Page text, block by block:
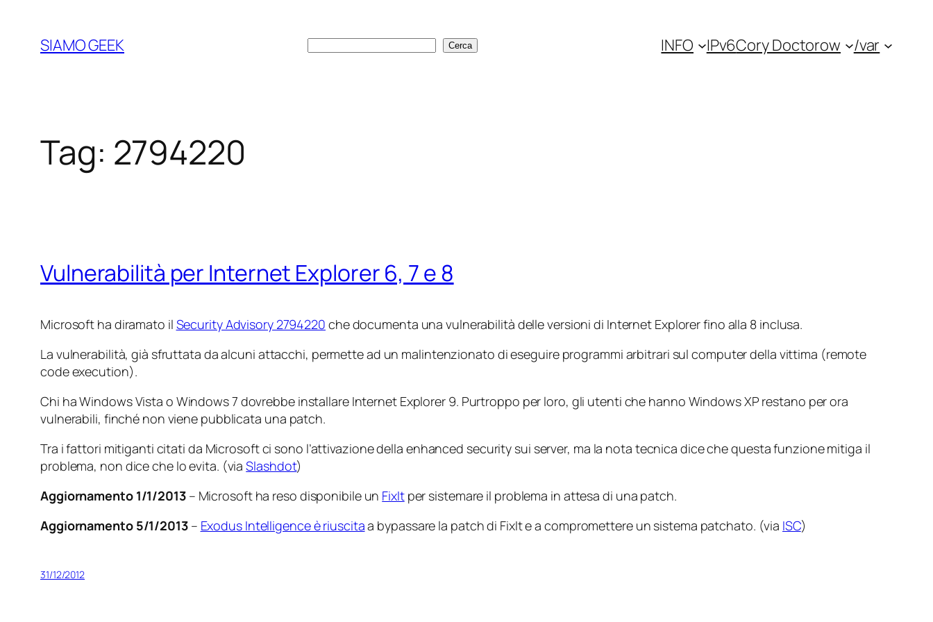
contenuto
SIAMO GEEK Cerca Cerca INFO IPv6Cory Doctorow /var
Tag: 2794220
Vulnerabilità per Internet Explorer 6, 7 e 8
Microsoft ha diramato il Security Advisory 2794220 che documenta una vulnerabilità delle versioni di Internet Explorer fino alla 8 inclusa.
La vulnerabilità, già sfruttata da alcuni attacchi, permette ad un malintenzionato di eseguire programmi arbitrari sul computer della vittima (remote
code execution).
Chi ha Windows Vista o Windows 7 dovrebbe installare Internet Explorer 9. Purtroppo per loro, gli utenti che hanno Windows XP restano per ora
vulnerabili, finché non viene pubblicata una patch.
Tra i fattori mitiganti citati da Microsoft ci sono l’attivazione della enhanced security sui server, ma la nota tecnica dice che questa funzione mitiga il
problema, non dice che lo evita. (viaSlashdot)
Aggiornamento 1/1/2013– Microsoft ha reso disponibile un FixItper sistemare il problema in attesa di una patch.
Aggiornamento 5/1/2013– Exodus Intelligence è riuscitaa bypassare la patch di FixIt e a compromettere un sistema patchato. (via ISC)
31/12/2012